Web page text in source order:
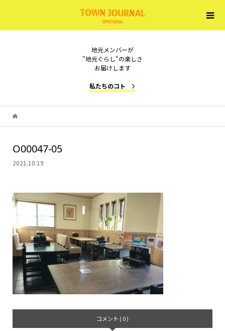
地元メンバーが
"地元ぐらし"の楽しさ
お届けします
私たちのコト
O00047-05
2021.10.19
コメント ( 0 )